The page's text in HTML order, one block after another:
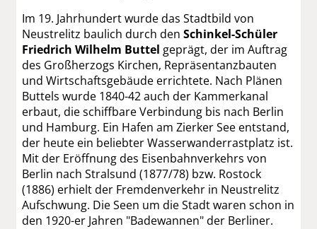
Im 19. Jahrhundert wurde das Stadtbild von
Neustrelitz baulich durch den Schinkel-Schüler
Friedrich Wilhelm Buttel geprägt, der im Auftrag
des Großherzogs Kirchen, Repräsentanzbauten
und Wirtschaftsgebäude errichtete. Nach Plänen
Buttels wurde 1840-42 auch der Kammerkanal
erbaut, die schiffbare Verbindung bis nach Berlin
und Hamburg. Ein Hafen am Zierker See entstand,
der heute ein beliebter Wasserwanderrastplatz ist.
Mit der Eröffnung des Eisenbahnverkehrs von
Berlin nach Stralsund (1877/78) bzw. Rostock
(1886) erhielt der Fremdenverkehr in Neustrelitz
Aufschwung. Die Seen um die Stadt waren schon in
den 1920-er Jahren "Badewannen" der Berliner.